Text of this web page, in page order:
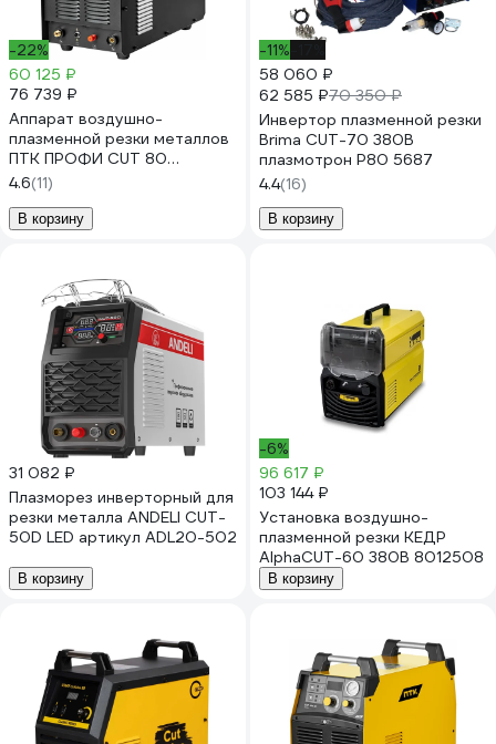
-22%
60 125 ₽
76 739 ₽
Аппарат воздушно-
плазменной резки металлов
ПТК ПРОФИ CUT 80
00000032745
4.6(11)
В корзину
-11%
58 060 ₽
62 585 ₽70 350 ₽
Инвертор плазменной резки
Brima CUT-70 380В
плазмотрон P80 5687
4.4(16)
В корзину
31 082 ₽
Плазморез инверторный для
резки металла ANDELI CUT-
50D LED артикул ADL20-502
В корзину
-6%
96 617 ₽
103 144 ₽
Установка воздушно-
плазменной резки КЕДР
AlphaCUT-60 380В 8012508
В корзину